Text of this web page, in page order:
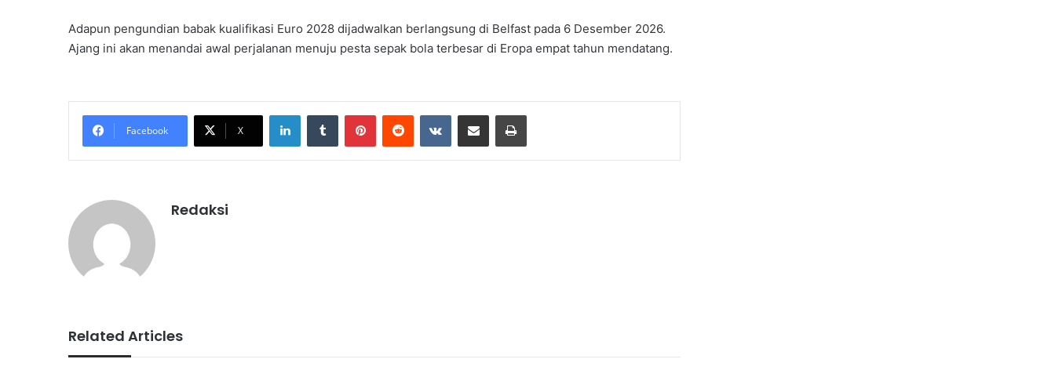
Adapun pengundian babak kualifikasi Euro 2028 dijadwalkan berlangsung di Belfast pada 6 Desember 2026.
Ajang ini akan menandai awal perjalanan menuju pesta sepak bola terbesar di Eropa empat tahun mendatang.
Facebook X
LinkedInTumblr PinterestReddit VKontakteShare via Email Print
Redaksi
Related Articles